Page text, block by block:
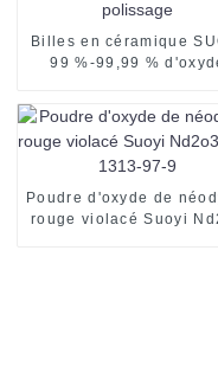
Billes en céramique
99 %-99,99 %
d'alumine pour le
Poudre d'oxyde de
rouge violacé Suoyi